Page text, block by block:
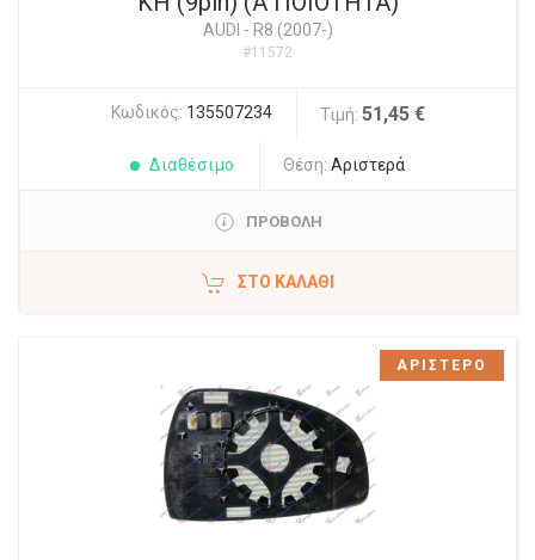
AUDI - R8 (2007-)
#11572
Κωδικός: 135507234 Τιμή: 51,45 €
Διαθέσιμο Θέση: Αριστερά
ΠΡΟΒΟΛΗ
ΣΤΟ ΚΑΛΆΘΙ
ΑΡΙΣΤΕΡΟ